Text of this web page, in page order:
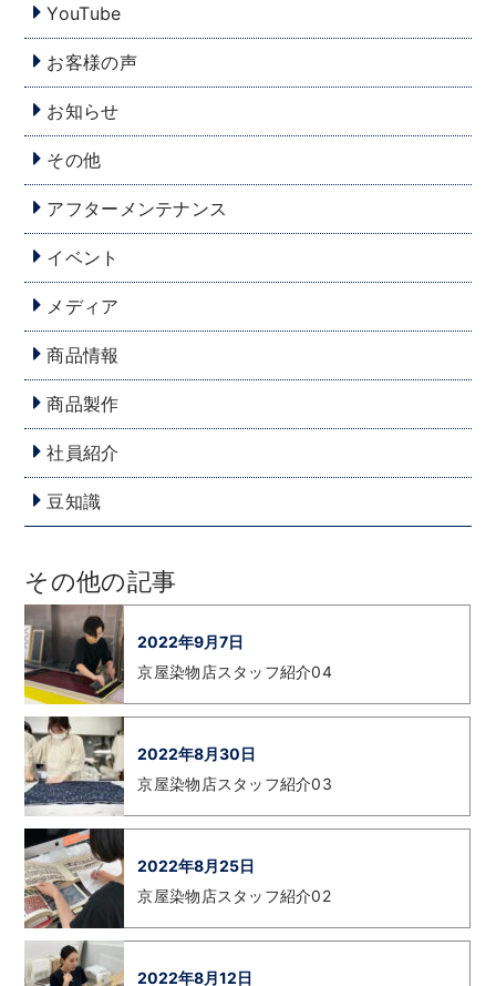
YouTube
お客様の声
お知らせ
その他
アフターメンテナンス
イベント
メディア
商品情報
商品製作
社員紹介
豆知識
その他の記事
2022年9月7日
京屋染物店スタッフ紹介04
2022年8月30日
京屋染物店スタッフ紹介03
2022年8月25日
京屋染物店スタッフ紹介02
2022年8月12日